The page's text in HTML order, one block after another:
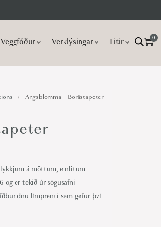
Veggfóður Verklýsingar Litir 0
/ Ängsblomma – Boråstapeter
á möttum, einlitum
og er tekið úr sögusafni
límprenti sem gefur því